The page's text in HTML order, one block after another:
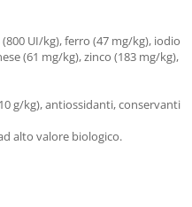
UI/kg), ferro (47 mg/kg), iodio
(61 mg/kg), zinco (183 mg/kg),
g/kg), antiossidanti, conservanti
alto valore biologico.